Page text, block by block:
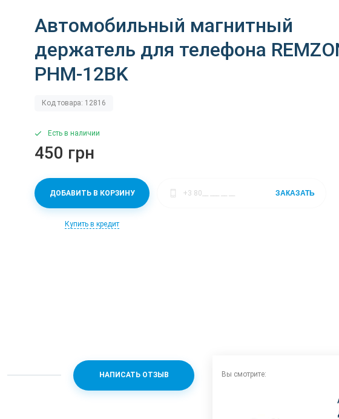
Автомобильный магнитный
держатель для телефона
PHM-12BK
Код товара: 12816
Есть в наличии
450 грн
ДОБАВИТЬ В КОРЗИНУ
Купить в кредит
ЗАКАЗАТЬ
НАПИСАТЬ ОТЗЫВ Вы смотрите: